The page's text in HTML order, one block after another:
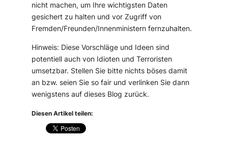
nicht machen, um Ihre wichtigsten Daten
gesichert zu halten und vor Zugriff von
Fremden/Freunden/Innenministern fernzuhalten.
Hinweis: Diese Vorschläge und Ideen sind
potentiell auch von Idioten und Terroristen
umsetzbar. Stellen Sie bitte nichts böses damit
an bzw. seien Sie so fair und verlinken Sie dann
wenigstens auf dieses Blog zurück.
Diesen Artikel teilen: